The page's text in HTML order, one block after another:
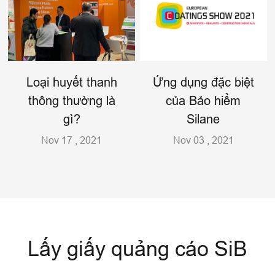
Loại huyết thanh
thông thường là
gì?
Nov 17 , 2021
Ứng dụng đặc biệt
của Bảo hiểm
Silane
Nov 03 , 2021
Lấy giấy quảng cáo SiB